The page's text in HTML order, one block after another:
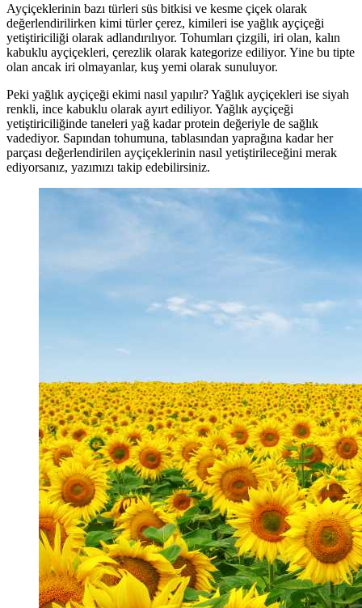
Ayçiçeklerinin bazı türleri süs bitkisi ve kesme çiçek olarak
değerlendirilirken kimi türler çerez, kimileri ise yağlık ayçiçeği
yetiştiriciliği olarak adlandırılıyor. Tohumları çizgili, iri olan, kalın
kabuklu ayçiçekleri, çerezlik olarak kategorize ediliyor. Yine bu tipte
olan ancak iri olmayanlar, kuş yemi olarak sunuluyor.
Peki yağlık ayçiçeği ekimi nasıl yapılır? Yağlık ayçiçekleri ise siyah
renkli, ince kabuklu olarak ayırt ediliyor. Yağlık ayçiçeği
yetiştiriciliğinde taneleri yağ kadar protein değeriyle de sağlık
vadediyor. Sapından tohumuna, tablasından yaprağına kadar her
parçası değerlendirilen ayçiçeklerinin nasıl yetiştirileceğini merak
ediyorsanız, yazımızı takip edebilirsiniz.